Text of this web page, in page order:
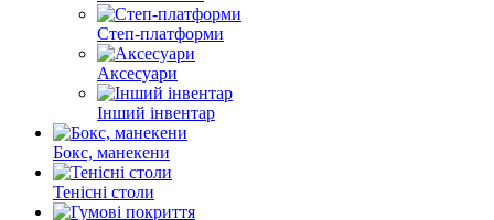
Степ-платформи
Аксесуари
Інший інвентар
Бокс, манекени
Тенісні столи